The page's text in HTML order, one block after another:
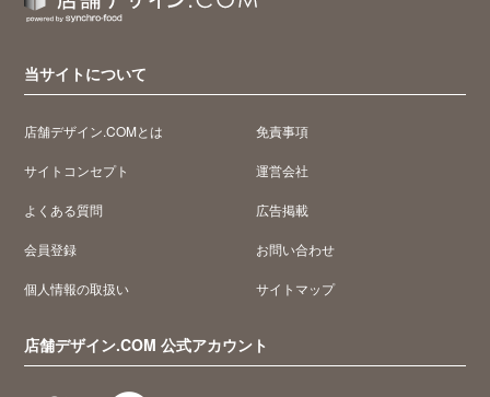
当サイトについて
店舗デザイン.COMとは
サイトコンセプト
よくある質問
会員登録
個人情報の取扱い
免責事項
運営会社
広告掲載
お問い合わせ
サイトマップ
店舗デザイン.COM 公式アカウント